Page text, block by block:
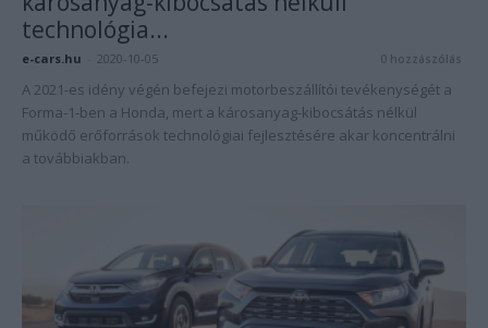
technológia...
e-cars.hu 2020-10-05 0 hozzászólás
A 2021-es idény végén befejezi motorbeszállítói tevékenységét a
Forma-1-ben a Honda, mert a károsanyag-kibocsátás nélkül
működő erőforrások technológiai fejlesztésére akar koncentrálni
a továbbiakban.